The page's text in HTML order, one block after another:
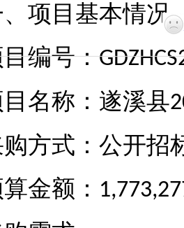
项目基本情况
编号：
名称：遂溪县
方式：公开招
金额：